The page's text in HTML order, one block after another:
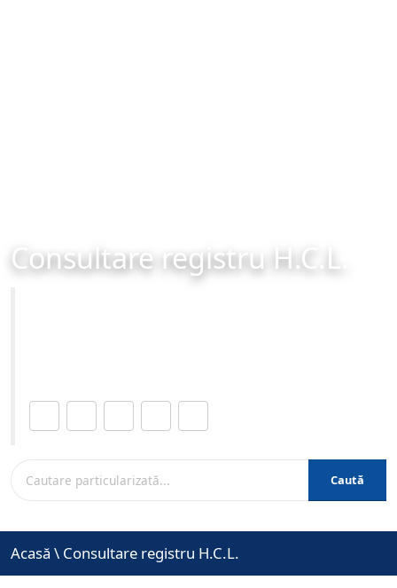
Consultare registru H.C.L.
Caută
Acasă \ Consultare registru H.C.L.